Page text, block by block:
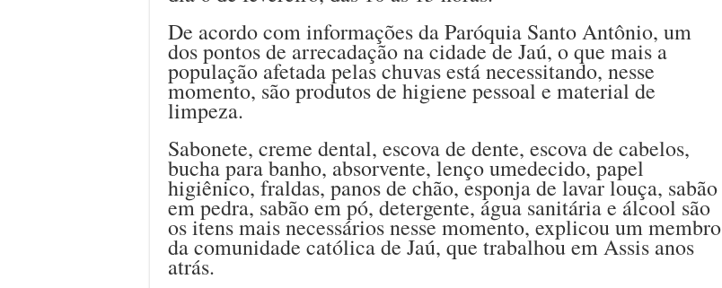
De acordo com informações da Paróquia Santo Antônio, um
dos pontos de arrecadação na cidade de Jaú, o que mais a
população afetada pelas chuvas está necessitando, nesse
momento, são produtos de higiene pessoal e material de
limpeza.
Sabonete, creme dental, escova de dente, escova de cabelos,
bucha para banho, absorvente, lenço umedecido, papel
higiênico, fraldas, panos de chão, esponja de lavar louça, sabão
em pedra, sabão em pó, detergente, água sanitária e álcool são
os itens mais necessários nesse momento, explicou um membro
da comunidade católica de Jaú, que trabalhou em Assis anos
atrás.